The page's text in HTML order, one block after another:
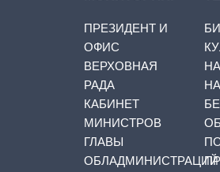
ПРЕЗИДЕНТ И
ОФИС
ВЕРХОВНАЯ
РАДА
КАБИНЕТ
МИНИСТРОВ
ГЛАВЫ
ОБЛАДМИНИСТРАЦИЙ